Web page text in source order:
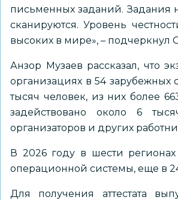
письменных заданий. Задания
сканируются. Уровень
высоких в мире», – подчеркнул
Анзор Музаев рассказал, что
организациях в 54 зарубежных
тысяч человек, из них более
задействовано около 6
организаторов и других
В 2026 году в шести
операционной системы, еще в
Для получения аттестата